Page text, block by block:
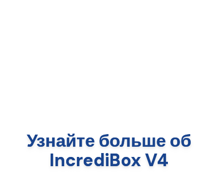
Узнайте больше об
IncrediBox V4